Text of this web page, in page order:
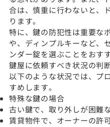
合は、慎重に行わないと、
ります。
特に、鍵の防犯性は重要な
や、ディンプルキーなど、
ンダー錠を選ぶことをおす
鍵屋に依頼すべき状況の判
以下のような状況では、プ
すめします。
特殊な鍵の場合
古い鍵で、取り外しが困難
賃貸物件で、オーナーの許